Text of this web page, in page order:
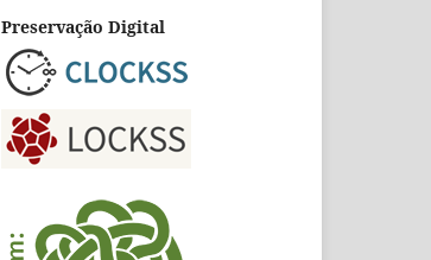
Preservação Digital